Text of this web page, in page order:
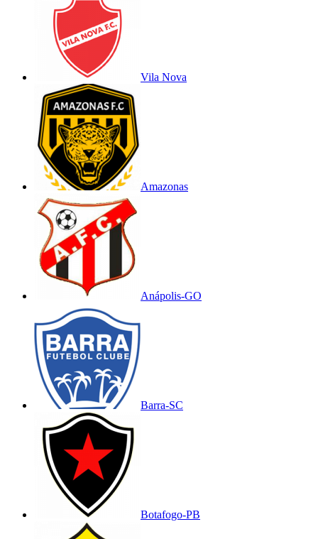
Vila Nova
Amazonas
Anápolis-GO
Barra-SC
Botafogo-PB